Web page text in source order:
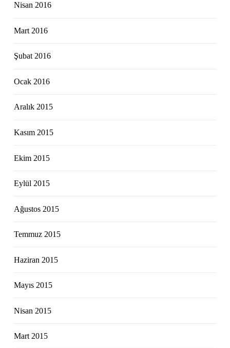
Nisan 2016
Mart 2016
Şubat 2016
Ocak 2016
Aralık 2015
Kasım 2015
Ekim 2015
Eylül 2015
Ağustos 2015
Temmuz 2015
Haziran 2015
Mayıs 2015
Nisan 2015
Mart 2015